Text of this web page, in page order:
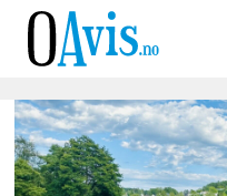
Emne:
edelkreps